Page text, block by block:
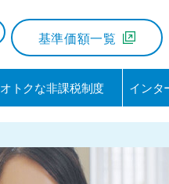
基準価額一覧
オトクな非課税制度 インタ